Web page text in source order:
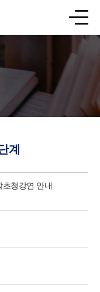
계
청강연 안내